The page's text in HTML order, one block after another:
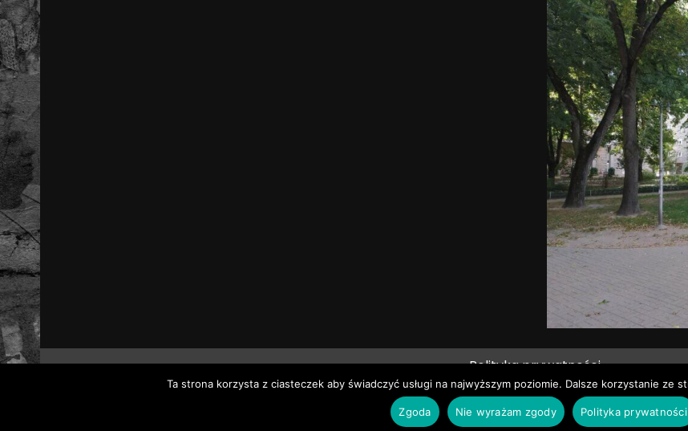
Polityka prywatności
Wszystkie prawa zastrzeżone © Pruszków News|DarkNews
Ta strona korzysta z ciasteczek aby świadczyć usługi na najwyższym poziomie. Dalsze korzystanie ze
Zgoda Nie wyrażam zgody Polityka prywatności